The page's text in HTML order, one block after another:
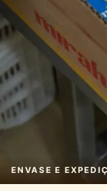
ENVASE E